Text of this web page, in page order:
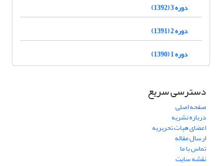
دوره 3 (1392)
دوره 2 (1391)
دوره 1 (1390)
دسترسی سریع
صفحه اصلی
درباره نشریه
اعضای هیات تحریریه
ارسال مقاله
تماس با ما
نقشه سایت